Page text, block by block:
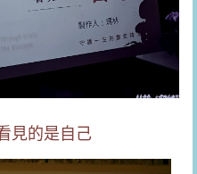
見的是自己